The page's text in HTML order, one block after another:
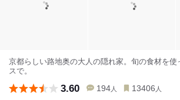
京都らしい路地奥の大人の隠れ家。旬の食材を使
スで。
3.60 194 人 13406 人